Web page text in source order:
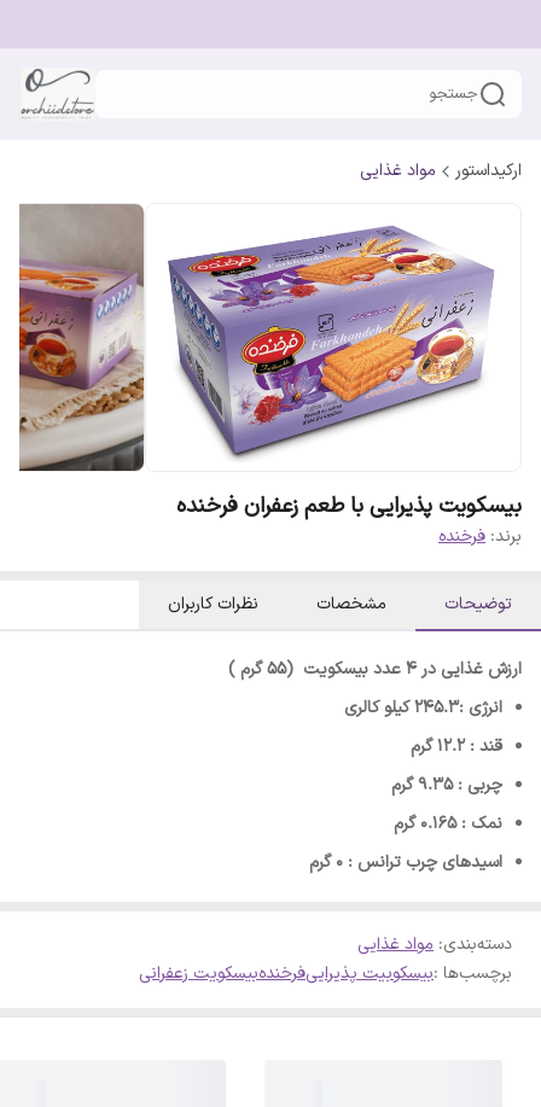
جستجو
ارکیداستور مواد غذایی
بیسکویت پذیرایی با طعم زعفران فرخنده
برند: فرخنده
توضیحات مشخصات نظرات کاربران
ارزش غذایی در 4 عدد بیسکویت (55 گرم )
انرژی :245.3
کیلو کالری
قند : 12.2 گرم
چربی : 9.35 گرم
نمک : 0.165 گرم
اسیدهای چرب ترانس : 0 گرم
دسته‌بندی: مواد غذایی
برچسب‌ها :بیسکوبیت پذیراییفرخندهبیسکویت زعفرانی